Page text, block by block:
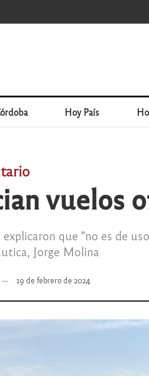
Hoy País
vuelos
que "no es de
Jorge Molina
19 de febrero de 2024